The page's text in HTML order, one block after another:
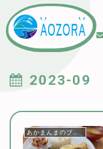
2023-09
あかまんまのブログ